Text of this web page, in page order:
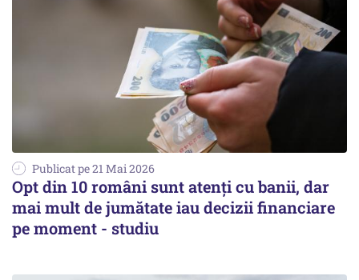
Publicat pe 21 Mai 2026
Opt din 10 români sunt atenți cu banii, dar
mai mult de jumătate iau decizii financiare
pe moment - studiu